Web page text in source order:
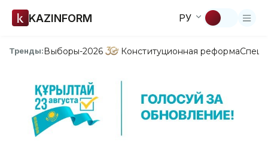
KAZINFORM РУ
Тренды:Выборы-2026 Конституционная реформа